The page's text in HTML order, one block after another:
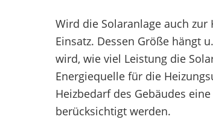
Wird die Solaranlage auch
Einsatz. Dessen Größe hängt
wird, wie viel Leistung die
Energiequelle für die
Heizbedarf des Gebäudes
berücksichtigt werden.